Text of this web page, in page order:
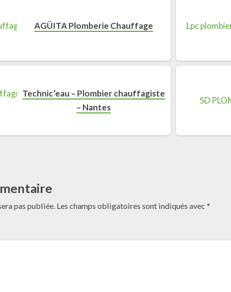
AGÜITA Plomberie Chauffage
Technic’eau – Plombier chauffagiste
– Nantes
pas publiée. Les champs obligatoires sont indiqués avec *